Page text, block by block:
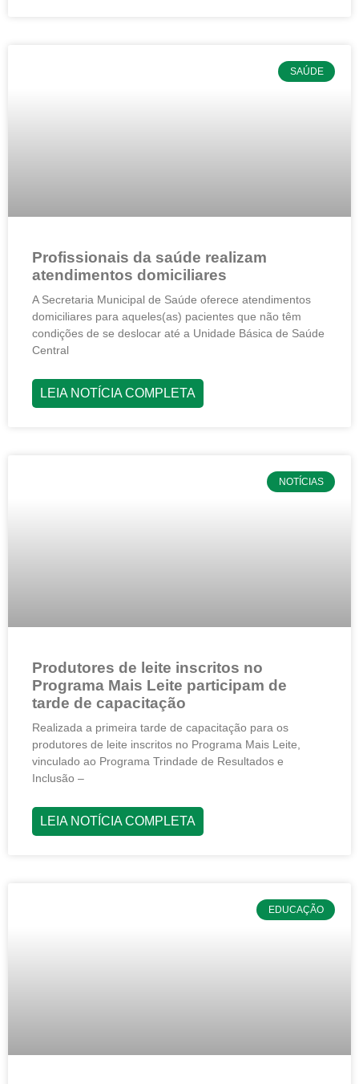
SAÚDE
Profissionais da saúde realizam
atendimentos domiciliares
A Secretaria Municipal de Saúde oferece atendimentos
domiciliares para aqueles(as) pacientes que não têm
condições de se deslocar até a Unidade Básica de Saúde
Central
LEIA NOTÍCIA COMPLETA
NOTÍCIAS
Produtores de leite inscritos no
Programa Mais Leite participam de
tarde de capacitação
Realizada a primeira tarde de capacitação para os
produtores de leite inscritos no Programa Mais Leite,
vinculado ao Programa Trindade de Resultados e
Inclusão –
LEIA NOTÍCIA COMPLETA
EDUCAÇÃO